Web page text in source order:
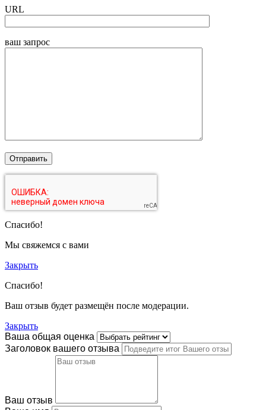
URL
ваш запрос
Спасибо!
Мы свяжемся с вами
Закрыть
Спасибо!
Ваш отзыв будет размещён после модерации.
Закрыть
Ваша общая оценка
Заголовок вашего отзыва
Ваш отзыв